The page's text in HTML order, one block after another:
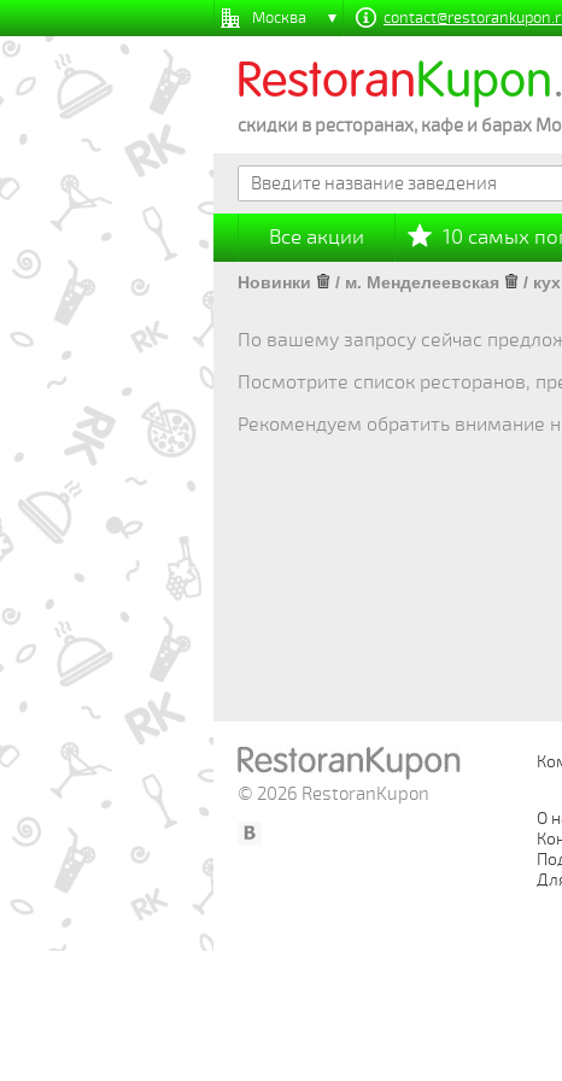
Москва
RestoranKupon
скидки в ресторанах, кафе и барах
Все акции 10 самых
Новинки / м. Менделеевская /
По вашему запросу сейчас
Посмотрите список ресторанов,
Рекомендуем обратить внимание
© 2026 RestoranKupon
О